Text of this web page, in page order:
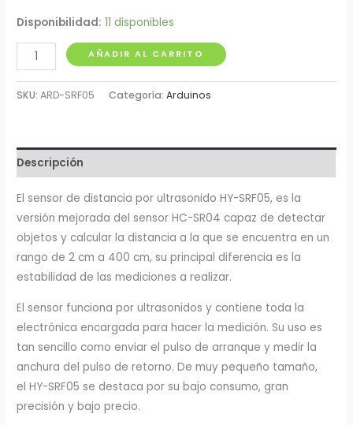
Disponibilidad: 11 disponibles
Arduino
Modulo
Ultrasónico
cantidad
AÑADIR AL CARRITO
SKU:ARD-SRF05 Categoría:Arduinos
Descripción
El sensor de distancia por ultrasonido HY-SRF05, es la
versión mejorada del sensor HC-SR04 capaz de detectar
objetos y calcular la distancia a la que se encuentra en un
rango de 2 cm a 400 cm, su principal diferencia es la
estabilidad de las mediciones a realizar.
El sensor funciona por ultrasonidos y contiene toda la
electrónica encargada para hacer la medición. Su uso es
tan sencillo como enviar el pulso de arranque y medir la
anchura del pulso de retorno. De muy pequeño tamaño,
el HY-SRF05 se destaca por su bajo consumo, gran
precisión y bajo precio.